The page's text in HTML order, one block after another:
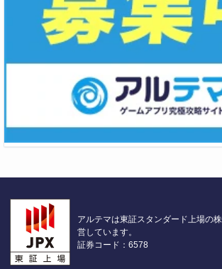
アルテマは東証スタンダード上場の
営しています。
証券コード：6578